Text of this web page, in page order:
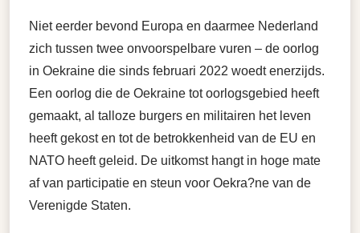
Niet eerder bevond Europa en daarmee Nederland
zich tussen twee onvoorspelbare vuren – de oorlog
in Oekraine die sinds februari 2022 woedt enerzijds.
Een oorlog die de Oekraine tot oorlogsgebied heeft
gemaakt, al talloze burgers en militairen het leven
heeft gekost en tot de betrokkenheid van de EU en
NATO heeft geleid. De uitkomst hangt in hoge mate
af van participatie en steun voor Oekra?ne van de
Verenigde Staten.